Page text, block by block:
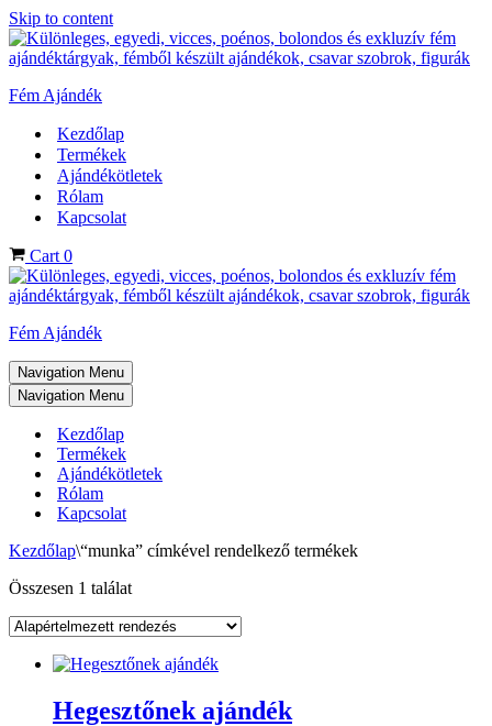
Skip to content
Fém Ajándék
Kezdőlap
Termékek
Ajándékötletek
Rólam
Kapcsolat
Cart 0
Fém Ajándék
Navigation Menu
Navigation Menu
Kezdőlap
Termékek
Ajándékötletek
Rólam
Kapcsolat
Kezdőlap\“munka” címkével rendelkező termékek
Összesen 1 találat
Hegesztőnek ajándék